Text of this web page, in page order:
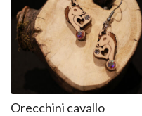
Orecchini cavallo